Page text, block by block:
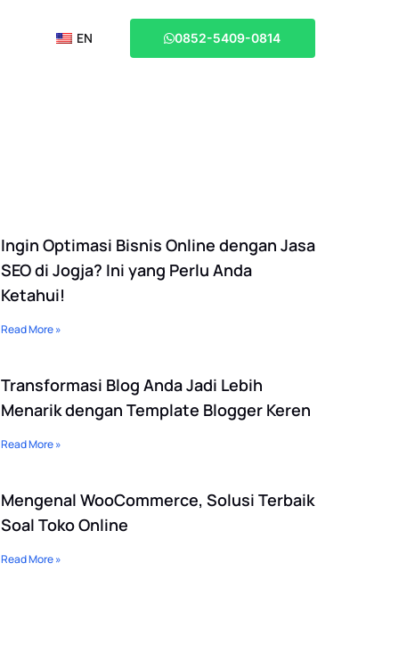
EN 0852-5409-0814
Ingin Optimasi Bisnis Online dengan Jasa
SEO di Jogja? Ini yang Perlu Anda
Ketahui!
Read More »
Transformasi Blog Anda Jadi Lebih
Menarik dengan Template Blogger Keren
Read More »
Mengenal WooCommerce, Solusi Terbaik
Soal Toko Online
Read More »